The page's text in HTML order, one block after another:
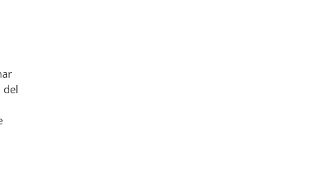
del